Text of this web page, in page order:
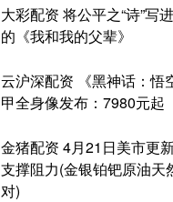
大彩配资 将公平之“诗”
的《我和我的父辈》
云沪深配资 《黑神话：悟
甲全身像发布：7980元起
金猪配资 4月21日美市更
支撑阻力(金银铂钯原油天
对)